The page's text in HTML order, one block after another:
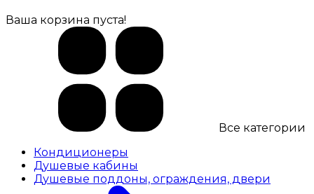
Ваша корзина пуста!
Все категории
Кондиционеры
Душевые кабины
Душевые поддоны, ограждения, двери